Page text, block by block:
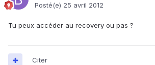
Posté(e) 25 avril 2012
Tu peux accéder au recovery ou pas ?
Citer